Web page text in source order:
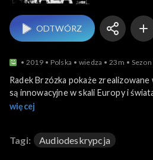
ODTWÓRZ
2019 Polska wiedza 23m
Radek Brzózka pokaże
są innowacyjne w skali Europy i
niezwykle czuły i dokładny
osób starszych, która dba o ich
więcej
Tagi: Audiodeskrypcja